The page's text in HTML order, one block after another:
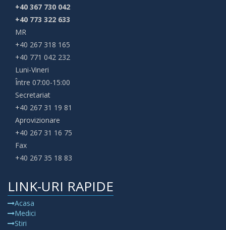
+40 367 730 042
+40 773 322 633
MR
+40 267 318 165
+40 771 042 232
Luni-Vineri
Între 07:00-15:00
Secretariat
+40 267 31 19 81
Aprovizionare
+40 267 31 16 75
Fax
+40 267 35 18 83
LINK-URI RAPIDE
Acasa
Medici
Stiri